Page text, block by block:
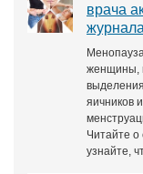
врача
женщины,
яичников
Читайте о
узнайте,